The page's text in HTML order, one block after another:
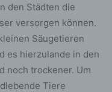
den Städten die
versorgen können.
Säugetieren
es hierzulande in den
noch trockener. Um
Tiere